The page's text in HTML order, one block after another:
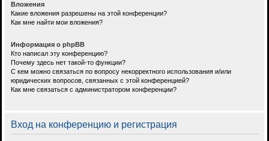
Вложения
Какие вложения разрешены на этой конференции?
Как мне найти мои вложения?
Информация о phpBB
Кто написал эту конференцию?
Почему здесь нет такой-то функции?
С кем можно связаться по вопросу некорректного использования и/или
юридических вопросов, связанных с этой конференцией?
Как мне связаться с администратором конференции?
Вход на конференцию и регистрация